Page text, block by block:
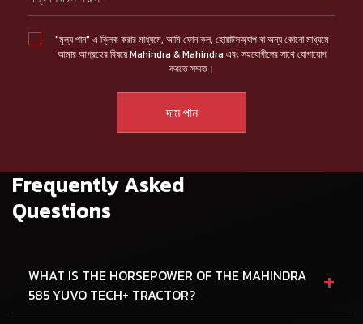
"মূল্য পান" এ ক্লিক করার মাধ্যমে, আমি ফোন কল, হোয়াটসঅ্যাপ বা অন্য কোনো মাধ্যমে
আমার আগ্রহের বিষয়ে Mahindra & Mahindra এবং সহযোগীদের সাথে যোগাযোগ
করতে সম্মত।
Frequently Asked
Questions
WHAT IS THE HORSEPOWER OF THE MAHINDRA
585 YUVO TECH+ TRACTOR?
+